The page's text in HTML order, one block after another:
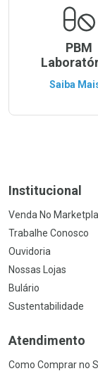
PBM
Saiba
Institucional
Venda No
Trabalhe Conosco
Ouvidoria
Nossas Lojas
Bulário
Sustentabilidade
Atendimento
Como Comprar no